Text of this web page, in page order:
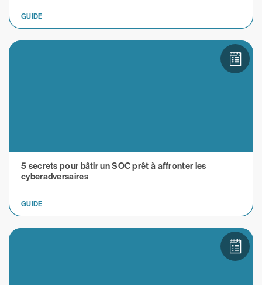
GUIDE
5 secrets pour bâtir un SOC prêt à affronter les
cyberadversaires
GUIDE